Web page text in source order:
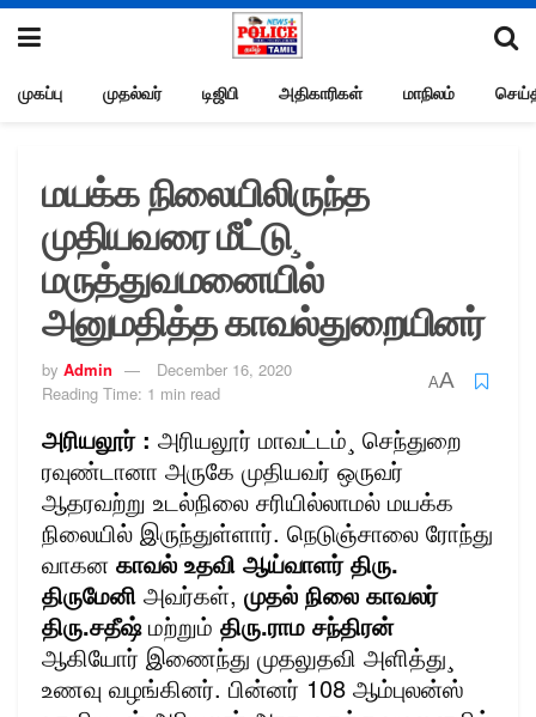
முகப்பு முதல்வர் டிஜிபி அதிகாரிகள் மாநிலம்
மயக்க நிலையிலிருந்த
முதியவரை மீட்டு¸
மருத்துவமனையில்
அனுமதித்த காவல்துறையினர்
by Admin
December 16, 2020
Reading Time: 1 min read
AA
அரியலூர் : அரியலூர் மாவட்டம்¸ செந்துறை
ரவுண்டானா அருகே முதியவர் ஒருவர்
ஆதரவற்று உடல்நிலை சரியில்லாமல் மயக்க
நிலையில் இருந்துள்ளார். நெடுஞ்சாலை ரோந்து
வாகன காவல் உதவி ஆய்வாளர் திரு.
திருமேனி அவர்கள், முதல் நிலை காவலர்
திரு.சதீஷ்மற்றும் திரு.ராம சந்திரன்
ஆகியோர் இணைந்து முதலுதவி அளித்து¸
உணவு வழங்கினர். பின்னர் 108 ஆம்புலன்ஸ்